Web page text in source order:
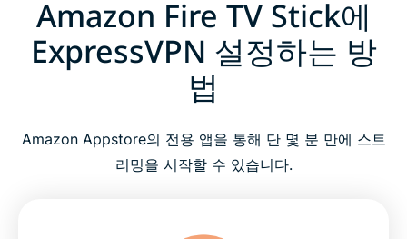
Amazon Fire TV Stick에
ExpressVPN 설정하는 방
법
Amazon Appstore의 전용 앱을 통해 단 몇 분 만에 스트
리밍을 시작할 수 있습니다.